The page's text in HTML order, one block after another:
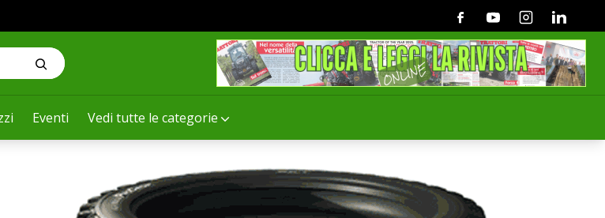
Eventi Vedi tutte le categorie
FacebookYoutubeInstagramLinkedin